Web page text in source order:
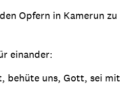
Opfern in Kamerun zu
einander:
behüte uns, Gott, sei mit